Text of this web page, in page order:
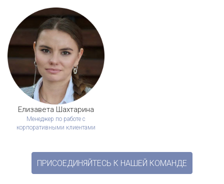
Елизавета Шахтарина
Менеджер по работе с
корпоративными клиентами
ПРИСОЕДИНЯЙТЕСЬ К НАШЕЙ КОМАНДЕ